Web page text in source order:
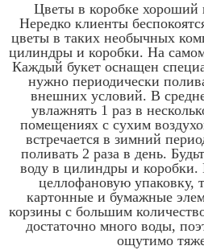
Цветы в коробке хороший
Нередко клиенты
цветы в таких необычных
цилиндры и коробки. На
Каждый букет оснащен
нужно периодически
внешних условий. В
увлажнять 1 раз в
помещениях с сухим
встречается в зимний
поливать 2 раза в день.
воду в цилиндры и коробки.
целлофановую упаковку,
картонные и бумажные
корзины с большим
достаточно много воды,
ощутимо